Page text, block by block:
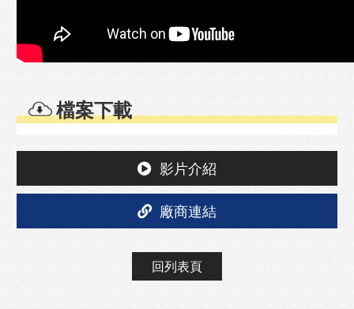
檔案下載
影片介紹
廠商連結
回列表頁